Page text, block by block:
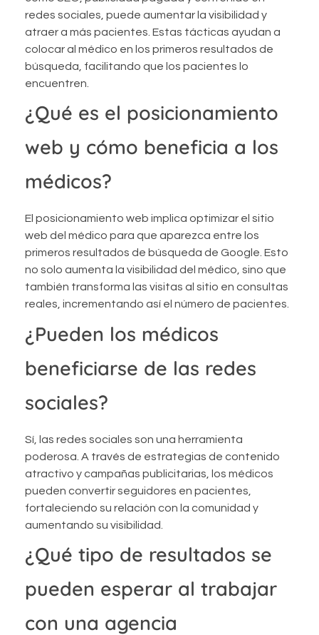
redes sociales, puede aumentar la visibilidad y
atraer a más pacientes. Estas tácticas ayudan a
colocar al médico en los primeros resultados de
búsqueda, facilitando que los pacientes lo
encuentren.
¿Qué es el posicionamiento
web y cómo beneficia a los
médicos?
El posicionamiento web implica optimizar el sitio
web del médico para que aparezca entre los
primeros resultados de búsqueda de Google. Esto
no solo aumenta la visibilidad del médico, sino que
también transforma las visitas al sitio en consultas
reales, incrementando así el número de pacientes.
¿Pueden los médicos
beneficiarse de las redes
sociales?
Sí, las redes sociales son una herramienta
poderosa. A través de estrategias de contenido
atractivo y campañas publicitarias, los médicos
pueden convertir seguidores en pacientes,
fortaleciendo su relación con la comunidad y
aumentando su visibilidad.
¿Qué tipo de resultados se
pueden esperar al trabajar
con una agencia